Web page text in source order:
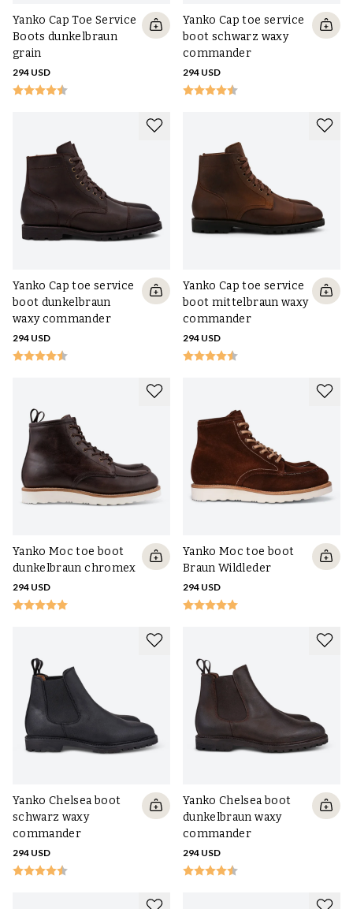
Es ist auf jeden Fall empfehlenswert, Boots aus einer Art Leder zu
wählen - das ist natürlich, haltbar, atmungsaktiv, lässt sich mit
Schuhcreme oder pigmentiertem Wildlederspray schön
aufpolieren und mit Schuhcreme und Wachs oder Imprägnierspray
Fleischindustrie. Synthetische Leder, bei denen es sich in der
Regel um verschiedene Arten von Kunststoffen auf Erdölbasis
handelt, können nicht aufgearbeitet werden, sind dauerhaft
beschädigt, atmen schlecht oder gar nicht und belasten die
Umwelt viel stärker als Leder. Ein Großteil der für Boots
verwendeten Textilien ist ebenfalls auf Kunststoffbasis.
Wenn es um Leder für Boots geht, ist geprägtes Leder, wie z. B.
ist, aber auch glattes Vollnarbenleder (das aus der ganzen Haut
besteht, wobei die äußere Narbenoberfläche erhalten bleibt, die
stark ist und eine gute Widerstandsfähigkeit bietet, und bei dem
nur die besseren Häute für diese Art von Leder verwendet
werden können) ist eine ausgezeichnete Wahl, für gröbere Boots
kann es gut sein, ein dickeres Leder zu verwenden. Ein häufiges
das nicht für Stiefel geeignet ist. Das ist falsch, mit den heutigen
guten Imprägniersprays (verwenden Sie allerdings silikonfreie, was
für alle von uns verkauften gilt) kann es sowohl Schmutz als auch
Feuchtigkeit gut widerstehen, und hochwertiges Wildleder kann
einiges aushalten.
Yanko Cap Toe Service
Boots dunkelbraun
grain
294 USD
Yanko Cap toe service
boot schwarz waxy
commander
294 USD
Yanko Cap toe service
boot dunkelbraun
waxy commander
294 USD
Yanko Cap toe service
boot mittelbraun waxy
commander
294 USD
Yanko Moc toe boot
dunkelbraun chromex
294 USD
Yanko Moc toe boot
Braun Wildleder
294 USD
Yanko Chelsea boot
schwarz waxy
commander
294 USD
Yanko Chelsea boot
dunkelbraun waxy
commander
294 USD